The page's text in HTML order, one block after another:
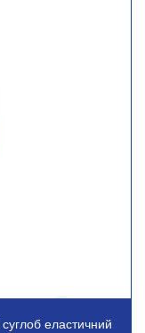
еластичний